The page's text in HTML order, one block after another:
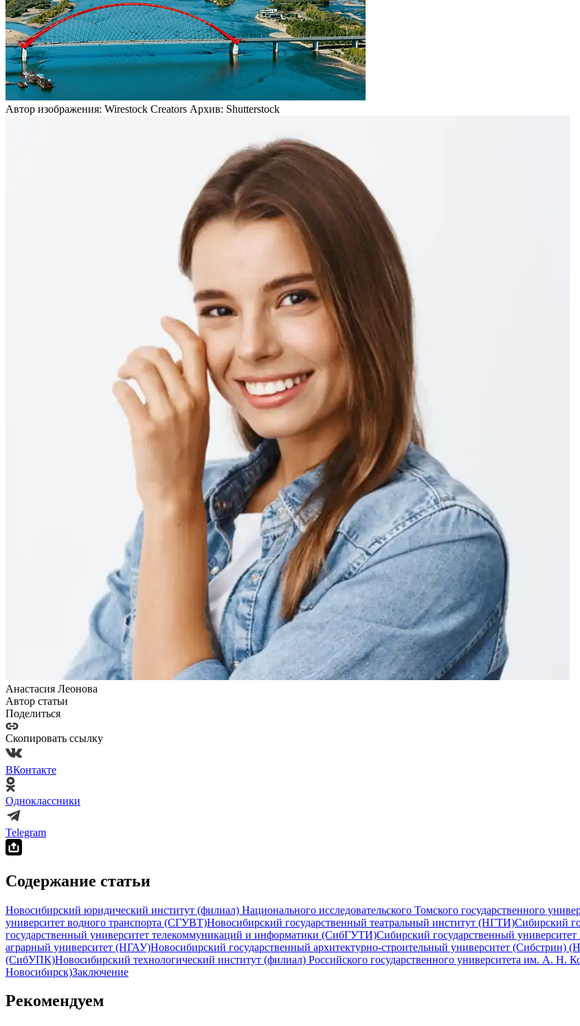
Автор изображения: Wirestock Creators Архив: Shutterstock
Анастасия Леонова
Автор статьи
Поделиться
Скопировать ссылку
ВКонтакте
Одноклассники
Telegram
Содержание статьи
Новосибирский юридический институт (филиал) Национального исследовательского Томского государственного
университет водного транспорта (СГУВТ)Новосибирский государственный театральный институт (НГТИ)Сибирский
государственный университет телекоммуникаций и информатики (СибГУТИ)Сибирский государственный
аграрный университет (НГАУ)Новосибирский государственный архитектурно-строительный университет (Сибстрин)
(СибУПК)Новосибирский технологический институт (филиал) Российского государственного университета им. А.
Новосибирск)Заключение
Рекомендуем